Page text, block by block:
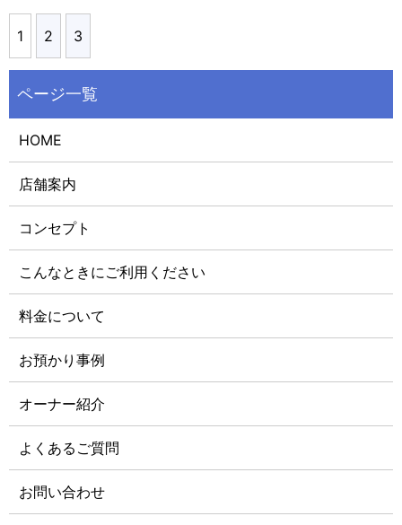
1 2 3
HOME
店舗案内
コンセプト
こんなときにご利用ください
料金について
お預かり事例
オーナー紹介
よくあるご質問
お問い合わせ